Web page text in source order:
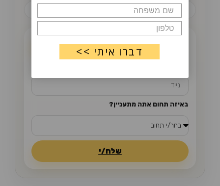
מידע על מסלולי לימוד
השאירו פרטים ונחזור אליכם
באיזה תחום אתה מתעניין?
שלח/י